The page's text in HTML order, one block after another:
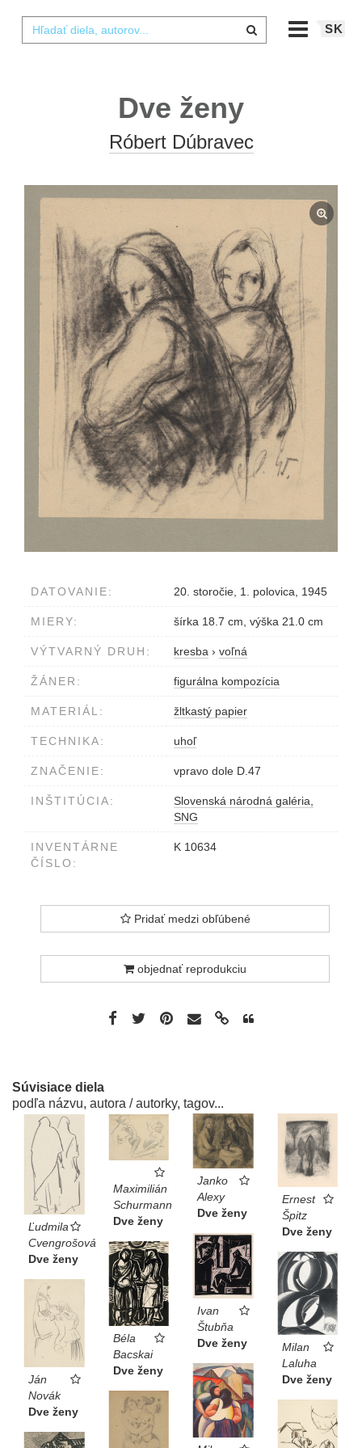
SK
Dve ženy
Róbert Dúbravec
DATOVANIE: 20. storočie, 1. polovica, 1945
MIERY: šírka 18.7 cm, výška 21.0 cm
VÝTVARNÝ DRUH: kresba › voľná
ŽÁNER: figurálna kompozícia
MATERIÁL: žltkastý papier
TECHNIKA: uhoľ
ZNAČENIE: vpravo dole D.47
INŠTITÚCIA:
Slovenská národná galéria,
SNG
INVENTÁRNE
ČÍSLO:
K 10634
Pridať medzi obľúbené
objednať reprodukciu
Súvisiace diela
podľa názvu, autora / autorky, tagov...
Ľudmila
Cvengrošová
Dve ženy
Maximilián
Schurmann
Dve ženy
Janko
Alexy
Dve ženy
Ernest
Špitz
Dve ženy
Ivan
Štubňa
Dve ženy
Béla
Bacskai
Dve ženy
Milan
Laluha
Dve ženy
Ján
Novák
Dve ženy